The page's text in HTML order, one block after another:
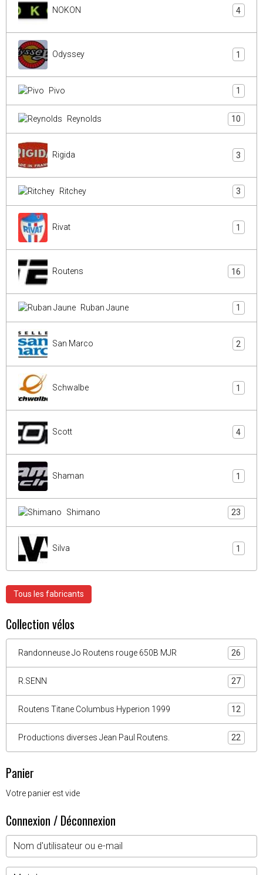
NOKON 4
Odyssey 1
Pivo 1
Reynolds 10
Rigida 3
Ritchey 3
Rivat 1
Routens 16
Ruban Jaune 1
San Marco 2
Schwalbe 1
Scott 4
Shaman 1
Shimano 23
Silva 1
Tous les fabricants
Collection vélos
Randonneuse Jo Routens rouge 650B MJR 26
R.SENN 27
Routens Titane Columbus Hyperion 1999 12
Productions diverses Jean Paul Routens. 22
Panier
Votre panier est vide
Connexion / Déconnexion